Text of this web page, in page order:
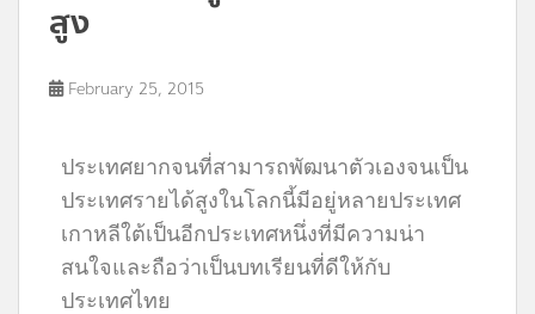
สูง
February 25, 2015
ประเทศยากจนที่สามารถพัฒนาตัวเองจนเป็น
ประเทศรายได้สูงในโลกนี้มีอยู่หลายประเทศ
เกาหลีใต้เป็นอีกประเทศหนึ่งที่มีความน่า
สนใจและถือว่าเป็นบทเรียนที่ดีให้กับ
ประเทศไทย